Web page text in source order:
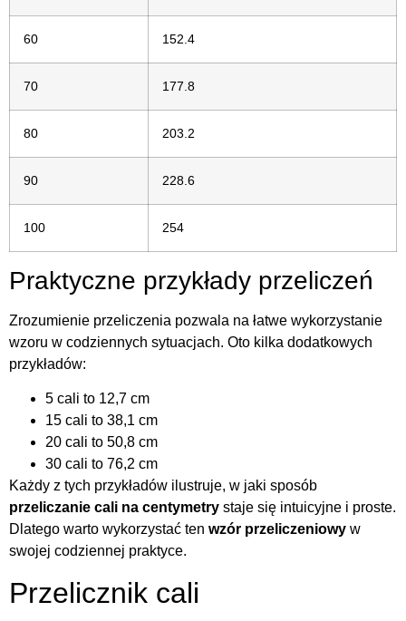
60 152.4
70 177.8
80 203.2
90 228.6
100 254
Praktyczne przykłady przeliczeń
Zrozumienie przeliczenia pozwala na łatwe wykorzystanie
wzoru w codziennych sytuacjach. Oto kilka dodatkowych
przykładów:
5 cali to 12,7 cm
15 cali to 38,1 cm
20 cali to 50,8 cm
30 cali to 76,2 cm
Każdy z tych przykładów ilustruje, w jaki sposób
przeliczanie cali na centymetry staje się intuicyjne i proste.
Dlatego warto wykorzystać ten wzór przeliczeniowy w
swojej codziennej praktyce.
Przelicznik cali